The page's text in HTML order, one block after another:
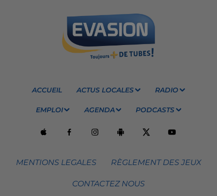
ACCUEIL ACTUS LOCALES RADIO
EMPLOI AGENDA PODCASTS
MENTIONS LEGALES RÈGLEMENT DES JEUX
CONTACTEZ NOUS